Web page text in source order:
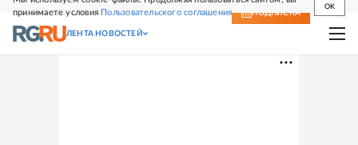
принимаете условия Пользовательского соглашения
OK
СВЕЖИЙ НОМЕР ПОДПИСКА
ЛЕНТА НОВОСТЕЙ